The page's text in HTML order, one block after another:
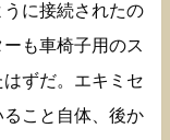
に接続されたの
も車椅子用のス
ずだ。エキミセ
こと自体、後か